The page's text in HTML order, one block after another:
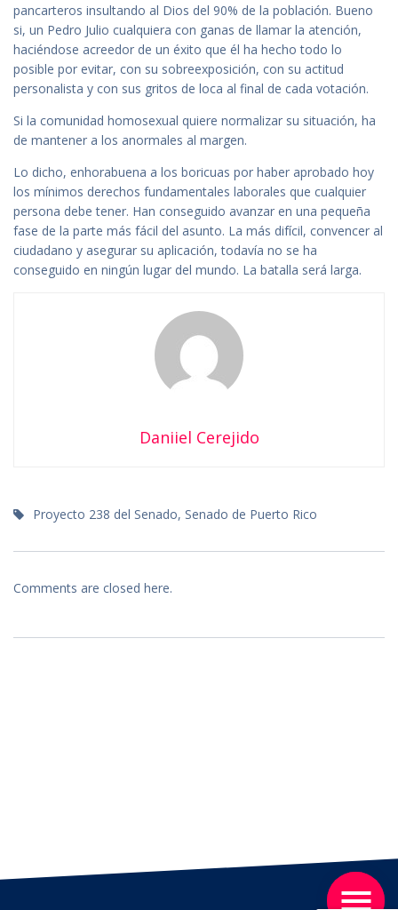
pancarteros insultando al Dios del 90% de la población. Bueno
si, un Pedro Julio cualquiera con ganas de llamar la atención,
haciéndose acreedor de un éxito que él ha hecho todo lo
posible por evitar, con su sobreexposición, con su actitud
personalista y con sus gritos de loca al final de cada votación.
Si la comunidad homosexual quiere normalizar su situación, ha
de mantener a los anormales al margen.
Lo dicho, enhorabuena a los boricuas por haber aprobado hoy
los mínimos derechos fundamentales laborales que cualquier
persona debe tener. Han conseguido avanzar en una pequeña
fase de la parte más fácil del asunto. La más difícil, convencer al
ciudadano y asegurar su aplicación, todavía no se ha
conseguido en ningún lugar del mundo. La batalla será larga.
Daniiel Cerejido
Proyecto 238 del Senado, Senado de Puerto Rico
Comments are closed here.